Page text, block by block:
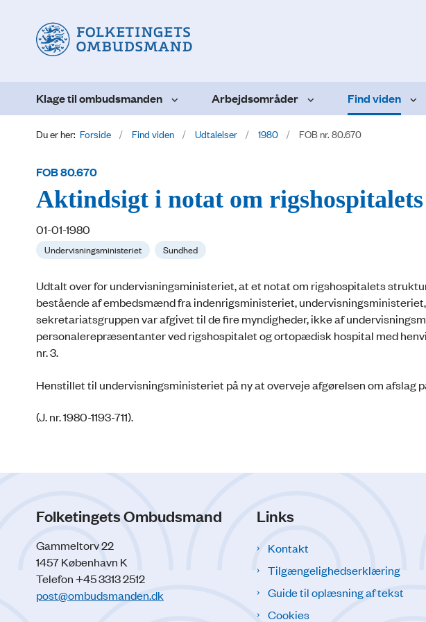
Klage til ombudsmanden Arbejdsområder Find viden
Du er her: Forside Find viden Udtalelser 1980 FOB nr. 80.670
FOB 80.670
Aktindsigt i notat om
01-01-1980
Undervisningsministeriet Sundhed
Udtalt over for undervisningsministeriet, at et notat om rigshospitalets
bestående af embedsmænd fra indenrigsministeriet,
sekretariatsgruppen var afgivet til de fire myndigheder, ikke af
personalerepræsentanter ved rigshospitalet og ortopædisk hospital med
nr. 3.
Henstillet til undervisningsministeriet på ny at overveje afgørelsen om afslag
(J. nr. 1980-1193-711).
Folketingets Ombudsmand
Gammeltorv 22
1457 København K
Telefon +45 3313 2512
post@ombudsmanden.dk
Links
Kontakt
Tilgængelighedserklæring
Guide til oplæsning af tekst
Cookies